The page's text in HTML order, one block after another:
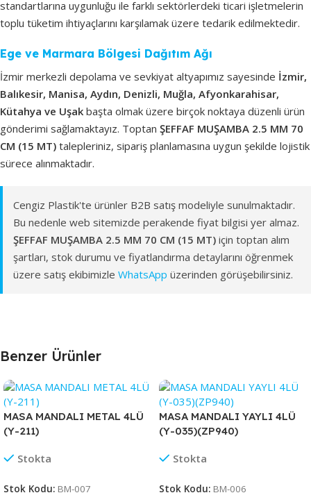
standartlarına uygunluğu ile farklı sektörlerdeki ticari işletmelerin
toplu tüketim ihtiyaçlarını karşılamak üzere tedarik edilmektedir.
Ege ve Marmara Bölgesi Dağıtım Ağı
İzmir merkezli depolama ve sevkiyat altyapımız sayesinde İzmir,
Balıkesir, Manisa, Aydın, Denizli, Muğla, Afyonkarahisar,
Kütahya ve Uşak başta olmak üzere birçok noktaya düzenli ürün
gönderimi sağlamaktayız. Toptan ŞEFFAF MUŞAMBA 2.5 MM 70
CM (15 MT) talepleriniz, sipariş planlamasına uygun şekilde lojistik
sürece alınmaktadır.
Cengiz Plastik'te ürünler B2B satış modeliyle sunulmaktadır.
Bu nedenle web sitemizde perakende fiyat bilgisi yer almaz.
ŞEFFAF MUŞAMBA 2.5 MM 70 CM (15 MT) için toptan alım
şartları, stok durumu ve fiyatlandırma detaylarını öğrenmek
üzere satış ekibimizle WhatsApp üzerinden görüşebilirsiniz.
Benzer Ürünler
MASA MANDALI METAL 4LÜ
(Y-211)
Stokta
Stok Kodu: BM-007
MASA MANDALI YAYLI 4LÜ
(Y-035)(ZP940)
Stokta
Stok Kodu: BM-006